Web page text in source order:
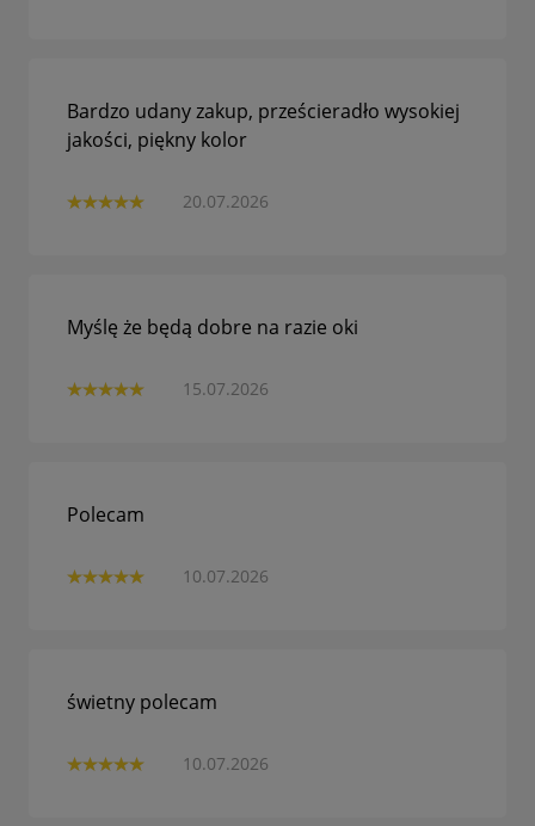
20.07.2026
Bardzo udany zakup, prześcieradło wysokiej
jakości, piękny kolor
15.07.2026
Myślę że będą dobre na razie oki
10.07.2026
Polecam
10.07.2026
świetny polecam